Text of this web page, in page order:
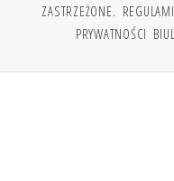
ZASTRZEŻONE.
PRYWATNOŚCI